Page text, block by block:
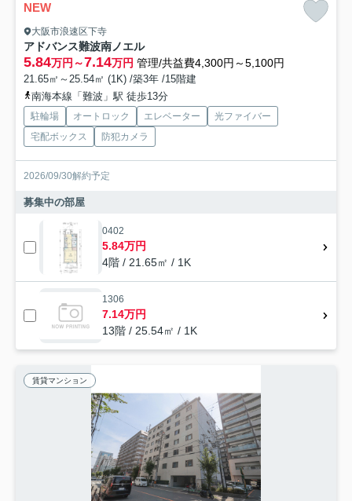
NEW
大阪市浪速区下寺
アドバンス難波南ノエル
5.84万円～7.14万円 管理/共益費4,300円～5,100円
21.65㎡～25.54㎡ (1K) /築3年 /15階建
南海本線「難波」駅 徒歩13分
駐輪場 オートロック エレベーター
光ファイバー
宅配ボックス
防犯カメラ
2026/09/30解約予定
募集中の部屋
0402
5.84万円
4階 / 21.65㎡ / 1K
1306
7.14万円
13階 / 25.54㎡ / 1K
賃貸マンション